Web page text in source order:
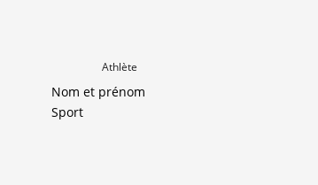
Athlète
Nom et prénom
Sport